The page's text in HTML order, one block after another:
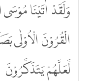
وَلَقَدْ اٰتَيْنَا
الْقُرُوْنَ الْاُوْلٰى
لَّعَلَّهُمْ يَتَذَكَّرُوْنَ